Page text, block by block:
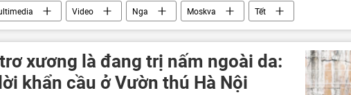
Video Nga Moskva Tết
xương là đang trị nấm ngoài da:
khẩn cầu ở Vườn thú Hà Nội